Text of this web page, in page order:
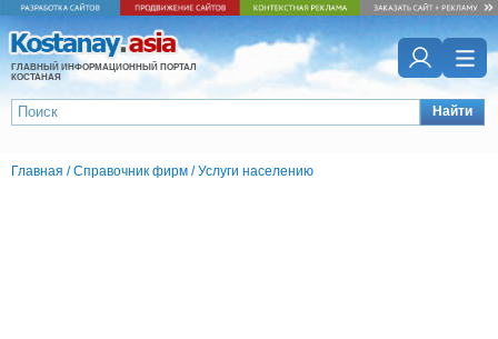
ГЛАВНЫЙ ИНФОРМАЦИОННЫЙ ПОРТАЛ
КОСТАНАЯ
Найти
Главная /Справочник фирм /Услуги населению